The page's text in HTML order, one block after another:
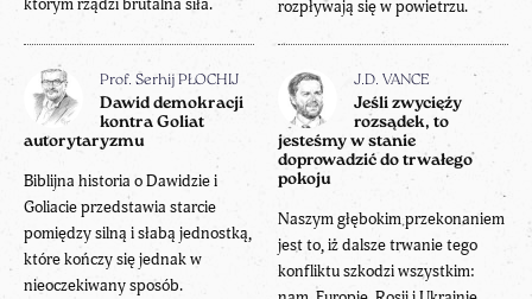
rozpływają się w powietrzu.
Prof. Serhij PŁOCHIJ
Dawid demokracji
kontra Goliat
autorytaryzmu
Biblijna historia o Dawidzie i
Goliacie przedstawia starcie
pomiędzy silną i słabą jednostką,
które kończy się jednak w
nieoczekiwany sposób.
J.D. VANCE
Jeśli zwycięży
rozsądek, to
jesteśmy w stanie
doprowadzić do trwałego
pokoju
Naszym głębokim przekonaniem
jest to, iż dalsze trwanie tego
konfliktu szkodzi wszystkim: